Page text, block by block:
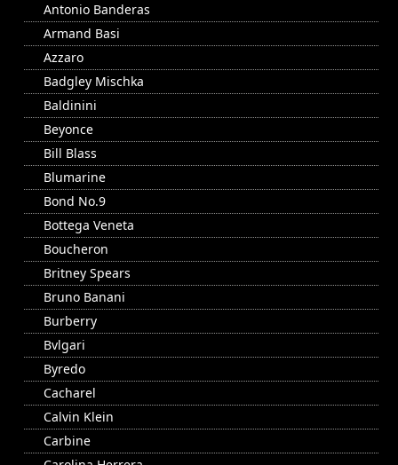
Antonio Banderas
Armand Basi
Azzaro
Badgley Mischka
Baldinini
Beyonce
Bill Blass
Blumarine
Bond No.9
Bottega Veneta
Boucheron
Britney Spears
Bruno Banani
Burberry
Bvlgari
Byredo
Cacharel
Calvin Klein
Carbine